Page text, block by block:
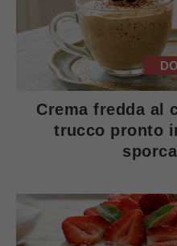
Crema fredda al
trucco pronto